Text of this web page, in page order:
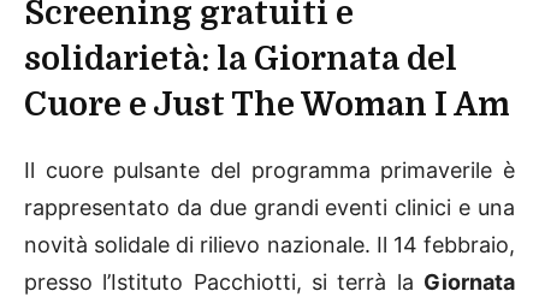
Screening gratuiti e
solidarietà: la Giornata del
Il cuore pulsante del programma primaverile è
rappresentato da due grandi eventi clinici e una
novità solidale di rilievo nazionale. Il 14 febbraio,